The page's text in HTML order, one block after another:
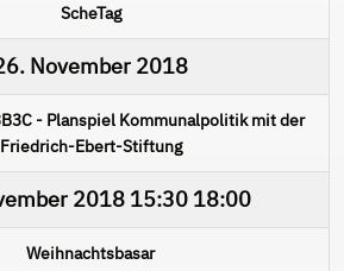
ScheTag
November 2018
- Planspiel Kommunalpolitik mit der
Friedrich-Ebert-Stiftung
2018 15:30 18:00
Weihnachtsbasar